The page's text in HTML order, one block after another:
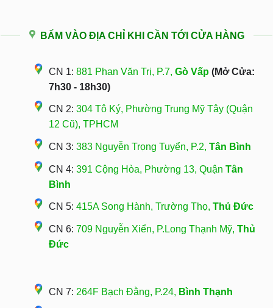
BẤM VÀO ĐỊA CHỈ KHI CẦN TỚI CỬA HÀNG
CN 1: 881 Phan Văn Trị, P.7, Gò Vấp (Mở Cửa:
7h30 - 18h30)
CN 2: 304 Tô Ký, Phường Trung Mỹ Tây (Quận
12 Cũ), TPHCM
CN 3: 383 Nguyễn Trọng Tuyển, P.2, Tân Bình
CN 4: 391 Cộng Hòa, Phường 13, Quận Tân
Bình
CN 5: 415A Song Hành, Trường Thọ, Thủ Đức
CN 6: 709 Nguyễn Xiển, P.Long Thạnh Mỹ, Thủ
Đức
CN 7: 264F Bạch Đằng, P.24, Bình Thạnh